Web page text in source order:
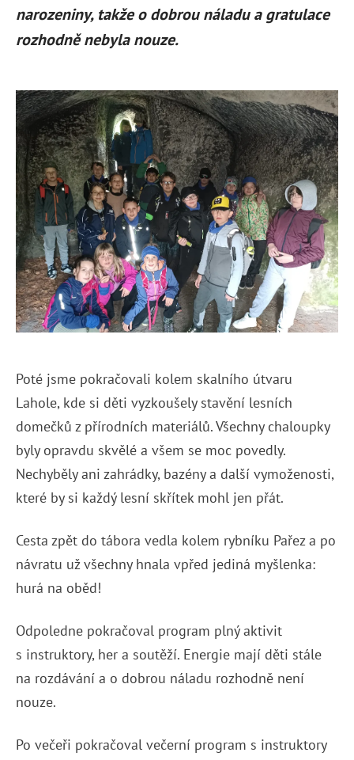
narozeniny, takže o dobrou náladu a gratulace
rozhodně nebyla nouze.
Poté jsme pokračovali kolem skalního útvaru
Lahole, kde si děti vyzkoušely stavění lesních
domečků z přírodních materiálů. Všechny chaloupky
byly opravdu skvělé a všem se moc povedly.
Nechyběly ani zahrádky, bazény a další vymoženosti,
které by si každý lesní skřítek mohl jen přát.
Cesta zpět do tábora vedla kolem rybníku Pařez a po
návratu už všechny hnala vpřed jediná myšlenka:
hurá na oběd!
Odpoledne pokračoval program plný aktivit
s instruktory, her a soutěží. Energie mají děti stále
na rozdávání a o dobrou náladu rozhodně není
nouze.
Po večeři pokračoval večerní program s instruktory